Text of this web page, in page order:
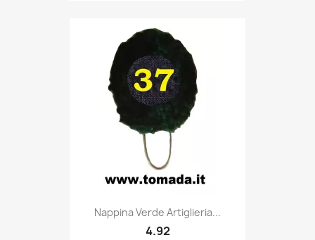
Quick view
Nappina Verde Artiglieria...
4.92